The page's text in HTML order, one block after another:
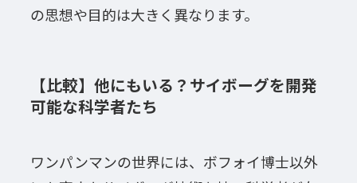
の思想や目的は大きく異なります。
【比較】他にもいる？サイボーグを開発
可能な科学者たち
ワンパンマンの世界には、ボフォイ博士以外